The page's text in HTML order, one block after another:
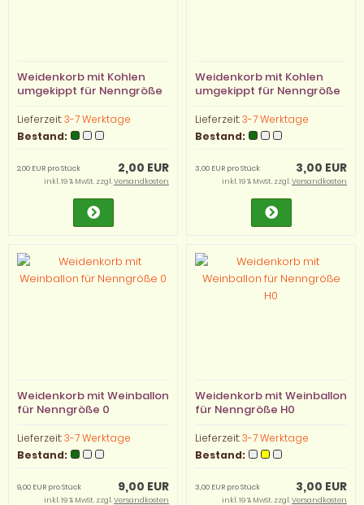
Weidenkorb mit Kohlen
umgekippt für Nenngröße
Lieferzeit:3-7 Werktage
Bestand:
2,00 EUR
2,00 EUR pro Stück
inkl. 19 % MwSt. zzgl.Versandkosten
Weidenkorb mit Kohlen
umgekippt für Nenngröße
Lieferzeit:3-7 Werktage
Bestand:
3,00 EUR
3,00 EUR pro Stück
inkl. 19 % MwSt. zzgl.Versandkosten
Weidenkorb mit Weinballon
für Nenngröße 0
Lieferzeit:3-7 Werktage
Bestand:
9,00 EUR
9,00 EUR pro Stück
inkl. 19 % MwSt. zzgl.Versandkosten
Weidenkorb mit Weinballon
für Nenngröße H0
Lieferzeit:3-7 Werktage
Bestand:
3,00 EUR
3,00 EUR pro Stück
inkl. 19 % MwSt. zzgl.Versandkosten